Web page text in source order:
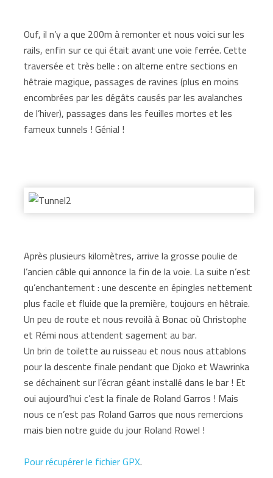
Ouf, il n’y a que 200m à remonter et nous voici sur les
rails, enfin sur ce qui était avant une voie ferrée. Cette
traversée et très belle : on alterne entre sections en
hêtraie magique, passages de ravines (plus en moins
encombrées par les dégâts causés par les avalanches
de l’hiver), passages dans les feuilles mortes et les
fameux tunnels ! Génial !
Après plusieurs kilomètres, arrive la grosse poulie de
l’ancien câble qui annonce la fin de la voie. La suite n’est
qu’enchantement : une descente en épingles nettement
plus facile et fluide que la première, toujours en hêtraie.
Un peu de route et nous revoilà à Bonac où Christophe
et Rémi nous attendent sagement au bar.
Un brin de toilette au ruisseau et nous nous attablons
pour la descente finale pendant que Djoko et Wawrinka
se déchainent sur l’écran géant installé dans le bar ! Et
oui aujourd’hui c’est la finale de Roland Garros ! Mais
nous ce n’est pas Roland Garros que nous remercions
mais bien notre guide du jour Roland Rowel !
Pour récupérer le fichier GPX.